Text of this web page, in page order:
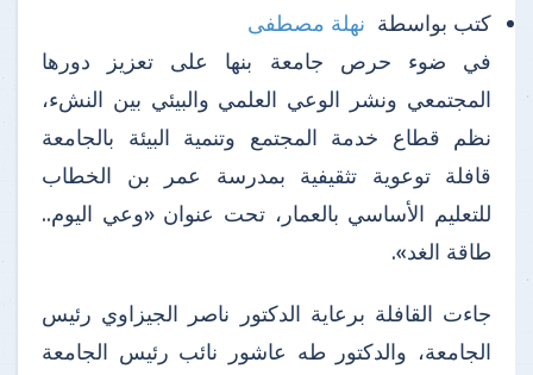
كتب بواسطة نهلة مصطفى
في ضوء حرص جامعة بنها على تعزيز دورها
المجتمعي ونشر الوعي العلمي والبيئي بين النشء،
نظم قطاع خدمة المجتمع وتنمية البيئة بالجامعة
قافلة توعوية تثقيفية بمدرسة عمر بن الخطاب
للتعليم الأساسي بالعمار، تحت عنوان «وعي اليوم..
طاقة الغد».
جاءت القافلة برعاية الدكتور ناصر الجيزاوي رئيس
الجامعة، والدكتور طه عاشور نائب رئيس الجامعة